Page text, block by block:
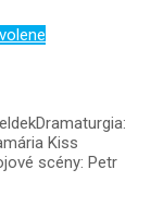
Kiss
scény: Petr